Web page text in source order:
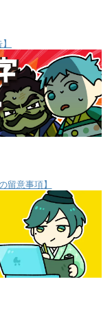
留意事項】